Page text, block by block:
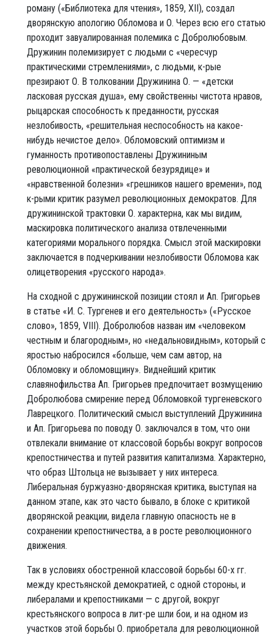
роману («Библиотека для чтения», 1859, XII), создал
дворянскую апологию Обломова и О. Через всю его статью
проходит завуалированная полемика с Добролюбовым.
Дружинин полемизирует с людьми с «чересчур
практическими стремлениями», с людьми, к-рые
презирают О. В толковании Дружинина О. — «детски
ласковая русская душа», ему свойственны чистота нравов,
рыцарская способность к преданности, русская
незлобивость, «решительная неспособность на какое-
нибудь нечистое дело». Обломовский оптимизм и
гуманность противопоставлены Дружининым
революционной «практической безурядице» и
«нравственной болезни» «грешников нашего времени», под
к-рыми критик разумел революционных демократов. Для
дружининской трактовки О. характерна, как мы видим,
маскировка политического анализа отвлеченными
категориями морального порядка. Смысл этой маскировки
заключается в подчеркивании незлобивости Обломова как
олицетворения «русского народа».
На сходной с дружининской позиции стоял и Ап. Григорьев
в статье «И. С. Тургенев и его деятельность» («Русское
слово», 1859, VIII). Добролюбов назван им «человеком
честным и благородным», но «недальновидным», который с
яростью набросился «больше, чем сам автор, на
Обломовку и обломовщину». Виднейший критик
славянофильства Ап. Григорьев предпочитает возмущению
Добролюбова смирение перед Обломовкой тургеневского
Лаврецкого. Политический смысл выступлений Дружинина
и Ап. Григорьева по поводу О. заключался в том, что они
отвлекали внимание от классовой борьбы вокруг вопросов
крепостничества и путей развития капитализма. Характерно,
что образ Штольца не вызывает у них интереса.
Либеральная буржуазно-дворянская критика, выступая на
данном этапе, как это часто бывало, в блоке с критикой
дворянской реакции, видела главную опасность не в
сохранении крепостничества, а в росте революционного
движения.
Так в условиях обостренной классовой борьбы 60-х гг.
между крестьянской демократией, с одной стороны, и
либералами и крепостниками — с другой, вокруг
крестьянского вопроса в лит-pe шли бои, и на одном из
участков этой борьбы О. приобретала для революционной